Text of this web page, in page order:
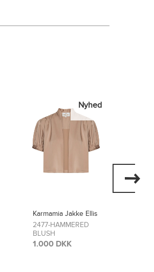
Nyhed
Karmamia Kjole Layla
2474-SCARLETT
FLOWER
1.700 DKK